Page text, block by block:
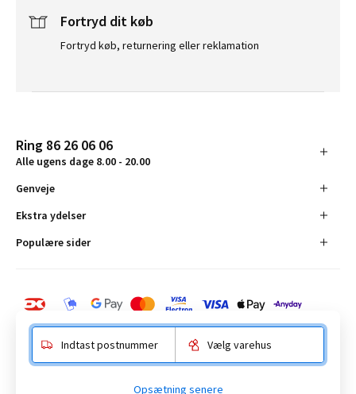
Fortryd dit køb
Fortryd køb, returnering eller reklamation
Ring 86 26 06 06
Alle ugens dage 8.00 - 20.00
Genveje
Ekstra ydelser
Populære sider
Indtast postnummer Vælg varehus
Opsætning senere